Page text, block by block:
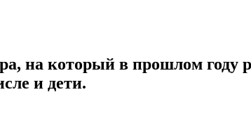
на который в прошлом году
и дети.